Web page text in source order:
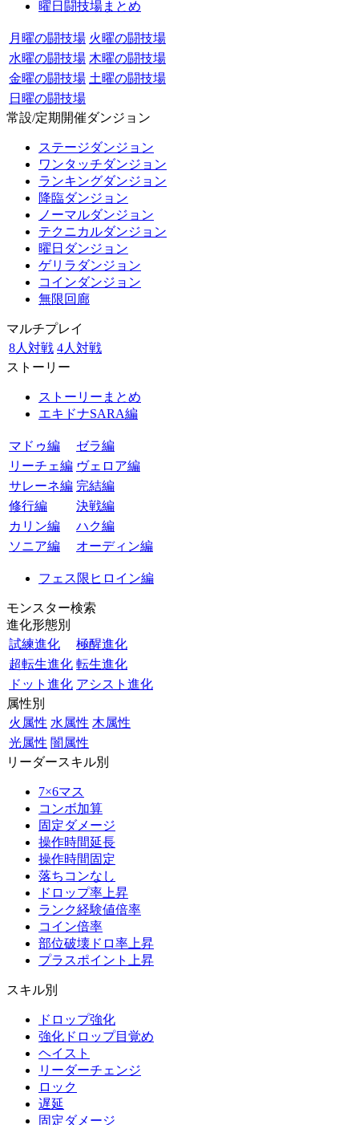
曜日闘技場まとめ
月曜の闘技場 火曜の闘技場
水曜の闘技場 木曜の闘技場
金曜の闘技場 土曜の闘技場
日曜の闘技場
常設/定期開催ダンジョン
ステージダンジョン
ワンタッチダンジョン
ランキングダンジョン
降臨ダンジョン
ノーマルダンジョン
テクニカルダンジョン
曜日ダンジョン
ゲリラダンジョン
コインダンジョン
無限回廊
マルチプレイ
8人対戦 4人対戦
ストーリー
ストーリーまとめ
エキドナSARA編
マドゥ編
ゼラ編
リーチェ編 ヴェロア編
サレーネ編 完結編
修行編
決戦編
カリン編
ハク編
ソニア編
オーディン編
フェス限ヒロイン編
モンスター検索
進化形態別
試練進化
極醒進化
超転生進化 転生進化
ドット進化 アシスト進化
属性別
火属性 水属性 木属性
光属性 闇属性
リーダースキル別
7×6マス
コンボ加算
固定ダメージ
操作時間延長
操作時間固定
落ちコンなし
ドロップ率上昇
ランク経験値倍率
コイン倍率
部位破壊ドロ率上昇
プラスポイント上昇
スキル別
ドロップ強化
強化ドロップ目覚め
ヘイスト
リーダーチェンジ
ロック
遅延
固定ダメージ